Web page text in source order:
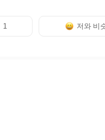
1 저와 비